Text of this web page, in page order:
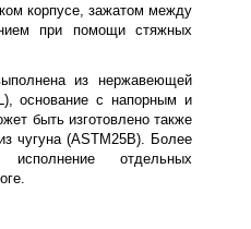
корпусе, зажатом между
при помощи стяжных
из нержавеющей
основание с напорным и
быть изготовлено также
чугуна (ASTM25B). Более
исполнение отдельных